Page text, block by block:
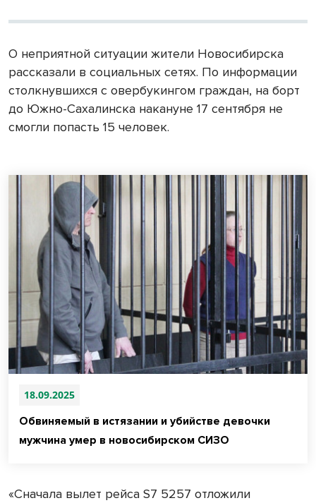
О неприятной ситуации жители Новосибирска
рассказали в социальных сетях. По информации
столкнувшихся с овербукингом граждан, на борт
до Южно-Сахалинска накануне 17 сентября не
смогли попасть 15 человек.
18.09.2025
Обвиняемый в истязании и убийстве девочки
мужчина умер в новосибирском СИЗО
«Сначала вылет рейса S7 5257 отложили